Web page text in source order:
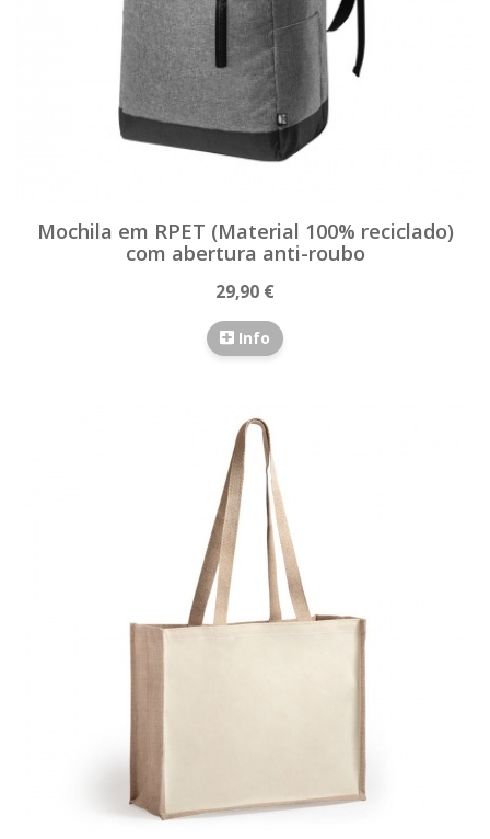
Mochila em RPET (Material 100% reciclado)
com abertura anti-roubo
29,90 €
Info